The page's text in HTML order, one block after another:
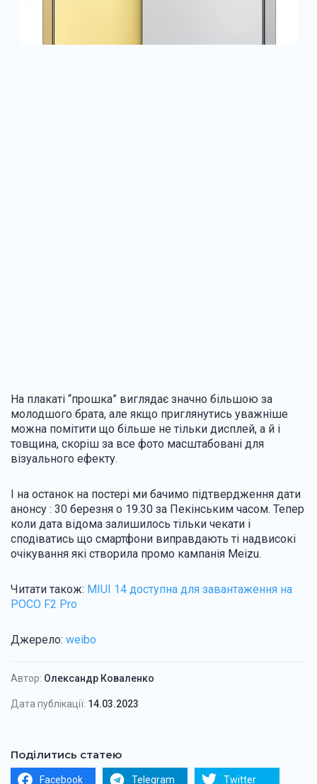
На плакаті “прошка” виглядає значно більшою за
молодшого брата, але якщо приглянутись уважніше
можна помітити що більше не тільки дисплей, а й і
товщина, скоріш за все фото масштабовані для
візуального ефекту.
І на останок на постері ми бачимо підтвердження дати
анонсу : 30 березня о 19.30 за Пекінським часом. Тепер
коли дата відома залишилось тільки чекати і
сподіватись що смартфони виправдають ті надвисокі
очікування які створила промо кампанія Meizu.
Читати також: MIUI 14 доступна для завантаження на
POCO F2 Pro
Джерело: weibo
Автор: Олександр Коваленко
Дата публікації: 14.03.2023
Поділитись статею
Facebook Telegram Twitter